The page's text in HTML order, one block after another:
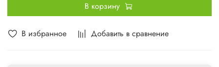
В избранное Добавить в сравнение
В корзину